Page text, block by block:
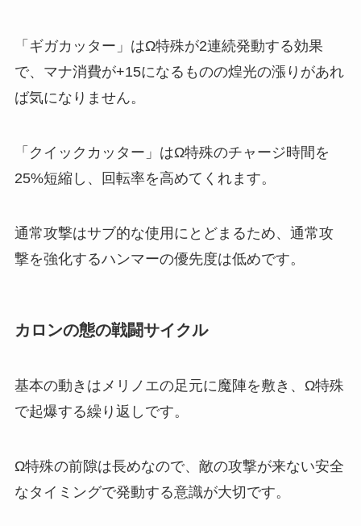
「ギガカッター」はΩ特殊が2連続発動する効果
で、マナ消費が+15になるものの煌光の漲りがあれ
ば気になりません。
「クイックカッター」はΩ特殊のチャージ時間を
25%短縮し、回転率を高めてくれます。
通常攻撃はサブ的な使用にとどまるため、通常攻
撃を強化するハンマーの優先度は低めです。
カロンの態の戦闘サイクル
基本の動きはメリノエの足元に魔陣を敷き、Ω特殊
で起爆する繰り返しです。
Ω特殊の前隙は長めなので、敵の攻撃が来ない安全
なタイミングで発動する意識が大切です。